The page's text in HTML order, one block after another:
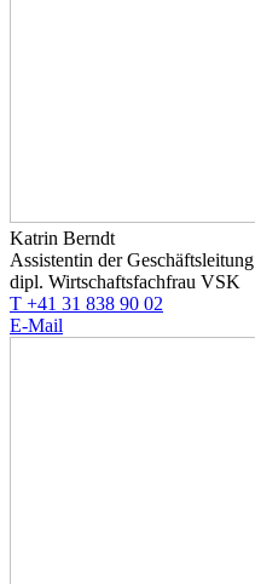
Katrin Berndt
Assistentin der Geschäftsleitung
dipl. Wirtschaftsfachfrau VSK
T +41 31 838 90 02
E-Mail